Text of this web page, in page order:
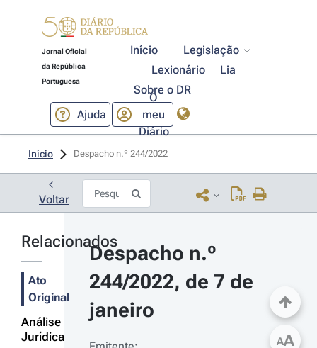
Jornal Oficial
da República
Portuguesa
Início
Legislação
Lexionário
Lia
Sobre o DR
Ajuda
O
meu
Diário
Início Despacho n.º 244/2022
Voltar
Relacionados
Ato
Original
Análise
Jurídica
Despacho n.º
244/2022, de 7 de
janeiro
AA